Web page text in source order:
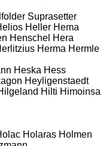
Suprasetter
Heller Hema
Henschel Hera
Herma Hermle
Heska Hess
Heyligenstaedt
Hilti Himoinsa
Holaras Holmen